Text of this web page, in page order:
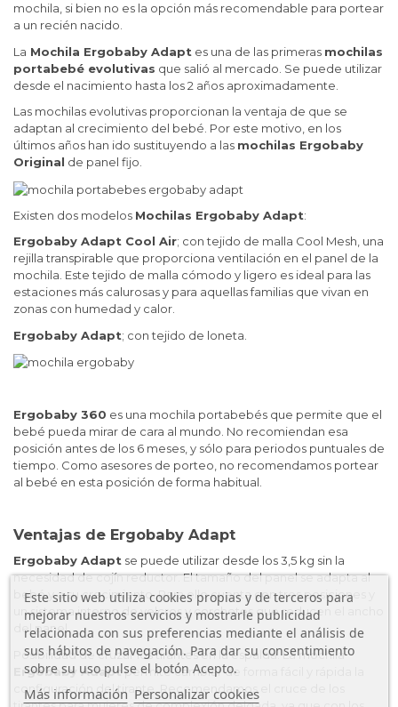
mochila, si bien no es la opción más recomendable para portear
a un recién nacido.
La Mochila Ergobaby Adapt es una de las primeras mochilas
portabebé evolutivas que salió al mercado. Se puede utilizar
desde el nacimiento hasta los 2 años aproximadamente.
Las mochilas evolutivas proporcionan la ventaja de que se
adaptan al crecimiento del bebé. Por este motivo, en los
últimos años han ido sustituyendo a las mochilas Ergobaby
Original de panel fijo.
Existen dos modelos Mochilas Ergobaby Adapt:
Ergobaby Adapt Cool Air; con tejido de malla Cool Mesh, una
rejilla transpirable que proporciona ventilación en el panel de la
mochila. Este tejido de malla cómodo y ligero es ideal para las
estaciones más calurosas y para aquellas familias que vivan en
zonas con humedad y calor.
Ergobaby Adapt; con tejido de loneta.
Ergobaby 360 es una mochila portabebés que permite que el
bebé pueda mirar de cara al mundo. No recomiendan esa
posición antes de los 6 meses, y sólo para periodos puntuales de
tiempo. Como asesores de porteo, no recomendamos portear
al bebé en esta posición de forma habitual.
Ventajas de Ergobaby Adapt
Ergobaby Adapt se puede utilizar desde los 3,5 kg sin la
necesidad de cojín reductor. El tamaño del panel se adapta al
bebé y a su crecimiento. Para ello cuenta con tres posiciones y
un sistema interno de velcros y corchetes que reducen el ancho
del panel.
Posibilidad de cruzar los tirantes en la espalda. La mochila
Ergobaby Adaptpermite cambiar de forma fácil y rápida la
configuración del tirante. Recomendamos el cruce de los
Este sitio web utiliza cookies propias y de terceros para
mejorar nuestros servicios y mostrarle publicidad
relacionada con sus preferencias mediante el análisis de
sus hábitos de navegación. Para dar su consentimiento
sobre su uso pulse el botón Acepto.
Más información Personalizar cookies